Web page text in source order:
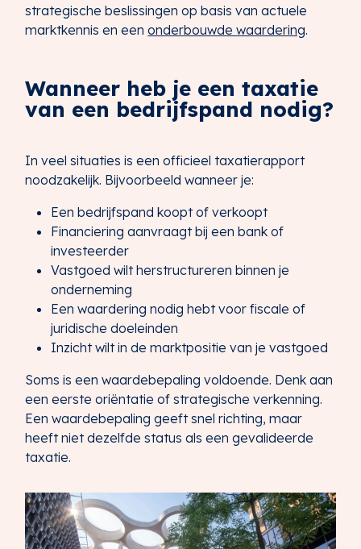
strategische beslissingen op basis van actuele
marktkennis en eenonderbouwde waardering.
Wanneer heb je een taxatie
van een bedrijfspand nodig?
In veel situaties is een officieel taxatierapport
noodzakelijk. Bijvoorbeeld wanneer je:
Een bedrijfspand koopt of verkoopt
Financiering aanvraagt bij een bank of
investeerder
Vastgoed wilt herstructureren binnen je
onderneming
Een waardering nodig hebt voor fiscale of
juridische doeleinden
Inzicht wilt in de marktpositie van je vastgoed
Soms is een waardebepaling voldoende. Denk aan
een eerste oriëntatie of strategische verkenning.
Een waardebepaling geeft snel richting, maar
heeft niet dezelfde status als een gevalideerde
taxatie.